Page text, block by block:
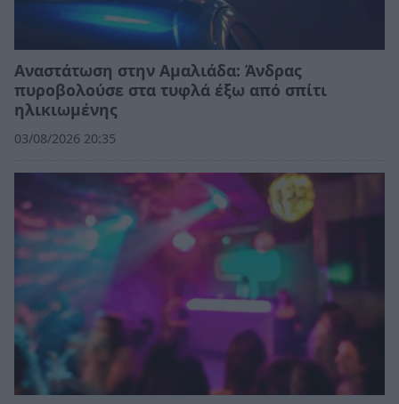
Αναστάτωση στην Αμαλιάδα: Άνδρας
πυροβολούσε στα τυφλά έξω από σπίτι
ηλικιωμένης
03/08/2026 20:35